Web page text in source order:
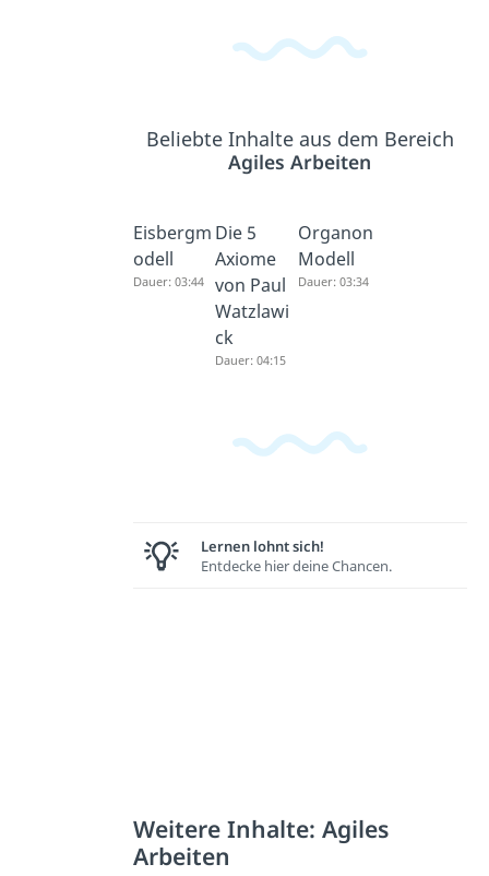
Beliebte Inhalte aus dem Bereich
Agiles Arbeiten
Eisbergm
odell
Dauer: 03:44
Die 5
Axiome
von Paul
Watzlawi
ck
Dauer: 04:15
Organon
Modell
Dauer: 03:34
Lernen lohnt sich!
Entdecke hier deine Chancen.
Weitere Inhalte: Agiles
Arbeiten